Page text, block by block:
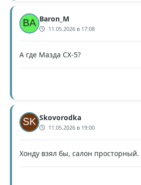
Baron_M
11.05.2026 в 17:08
А где Мазда CX-5?
Skovorodka
11.05.2026 в 19:00
Хонду взял бы, салон просторный.